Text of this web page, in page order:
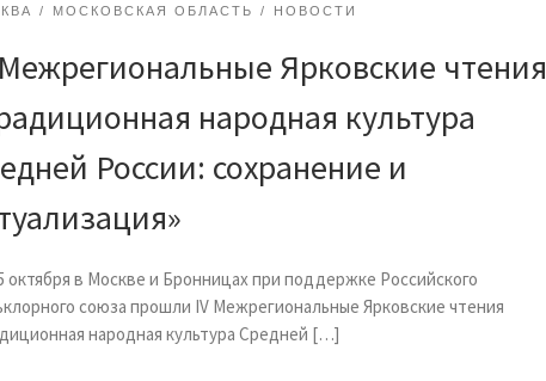
МОСКОВСКАЯ ОБЛАСТЬ НОВОСТИ
Ярковские чтения
народная культура
России: сохранение и
октября в Москве и Бронницах при поддержке Российского
союза прошли IV Межрегиональные Ярковские чтения
народная культура Средней […]